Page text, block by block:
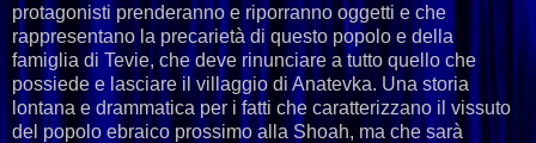
protagonisti prenderanno e riporranno oggetti e che
rappresentano la precarietà di questo popolo e della
famiglia di Tevie, che deve rinunciare a tutto quello che
possiede e lasciare il villaggio di Anatevka. Una storia
lontana e drammatica per i fatti che caratterizzano il vissuto
del popolo ebraico prossimo alla Shoah, ma che sarà